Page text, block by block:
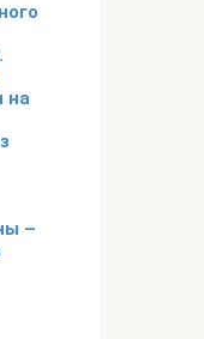
на
–